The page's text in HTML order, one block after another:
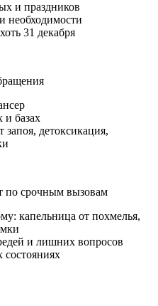
и праздников
необходимости
31 декабря
и базах
детоксикация,
по срочным вызовам
капельница от похмелья,
и лишних вопросов
состояниях